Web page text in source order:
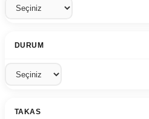
DURUM
TAKAS